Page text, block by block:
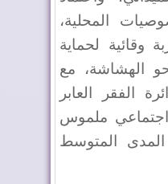
المحلية،
وقائية لحماية
الهشاشة، مع
الفقر العابر
اجتماعي ملموس
المتوسط